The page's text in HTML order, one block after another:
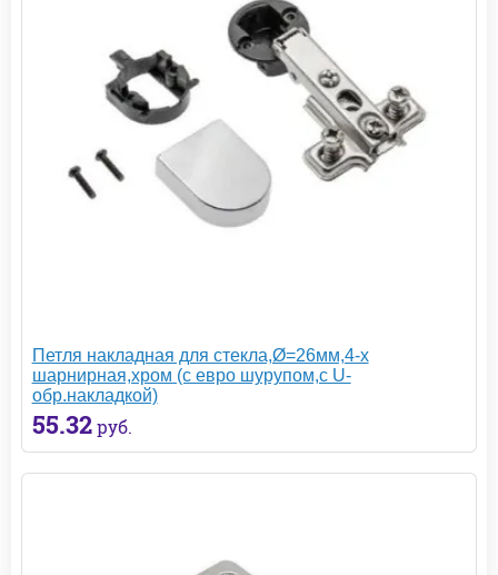
Петля накладная для стекла,Ø=26мм,4-х
шарнирная,хром (с евро шурупом,с U-
обр.накладкой)
55.32 руб.